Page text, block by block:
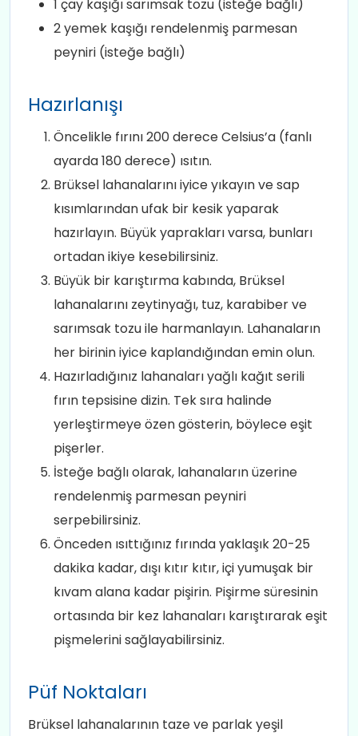
1 çay kaşığı sarımsak tozu (isteğe bağlı)
2 yemek kaşığı rendelenmiş parmesan
peyniri (isteğe bağlı)
Hazırlanışı
Öncelikle fırını 200 derece Celsius’a (fanlı
ayarda 180 derece) ısıtın.
Brüksel lahanalarını iyice yıkayın ve sap
kısımlarından ufak bir kesik yaparak
hazırlayın. Büyük yaprakları varsa, bunları
ortadan ikiye kesebilirsiniz.
Büyük bir karıştırma kabında, Brüksel
lahanalarını zeytinyağı, tuz, karabiber ve
sarımsak tozu ile harmanlayın. Lahanaların
her birinin iyice kaplandığından emin olun.
Hazırladığınız lahanaları yağlı kağıt serili
fırın tepsisine dizin. Tek sıra halinde
yerleştirmeye özen gösterin, böylece eşit
pişerler.
İsteğe bağlı olarak, lahanaların üzerine
rendelenmiş parmesan peyniri
serpebilirsiniz.
Önceden ısıttığınız fırında yaklaşık 20-25
dakika kadar, dışı kıtır kıtır, içi yumuşak bir
kıvam alana kadar pişirin. Pişirme süresinin
ortasında bir kez lahanaları karıştırarak eşit
pişmelerini sağlayabilirsiniz.
Püf Noktaları
Brüksel lahanalarının taze ve parlak yeşil